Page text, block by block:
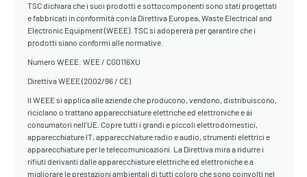
TSC dichiara che i suoi prodotti e sottocomponenti sono stati progettati
e fabbricati in conformità con la Direttiva Europea, Waste Electrical and
Electronic Equipment (WEEE). TSC si adopererà per garantire che i
prodotti siano conformi alle normative.
Numero WEEE: WEE / CG0116XU
Direttiva WEEE (2002/96 / CE)
Il WEEE si applica alle aziende che producono, vendono, distribuiscono,
riciclano o trattano apparecchiature elettriche ed elettroniche e ai
consumatori nell'UE. Copre tutti i grandi e piccoli elettrodomestici,
apparecchiature IT, apparecchiature radio e audio, strumenti elettrici e
apparecchiature per le telecomunicazioni. La Direttiva mira a ridurre i
rifiuti derivanti dalle apparecchiature elettriche ed elettroniche e a
migliorare le prestazioni ambientali di tutti coloro che sono coinvolti nel